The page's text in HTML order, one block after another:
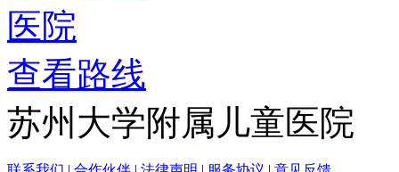
查看路线
苏州大学附属儿童医院